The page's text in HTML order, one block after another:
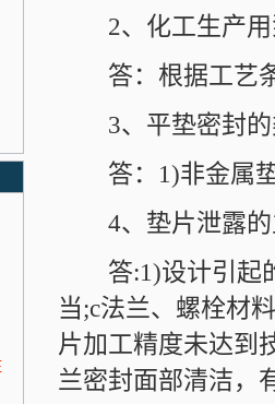
2、化工生产用
答：根据工艺条
3、平垫密封的
答：1)非金属垫
4、垫片泄露的
答:1)设计引起的
当;c法兰、螺栓材
片加工精度未达到
兰密封面部清洁，